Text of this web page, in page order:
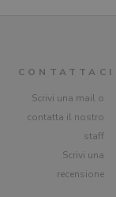
CONTATTACI
Scrivi una mail o
contatta il nostro
staff
Scrivi una
recensione